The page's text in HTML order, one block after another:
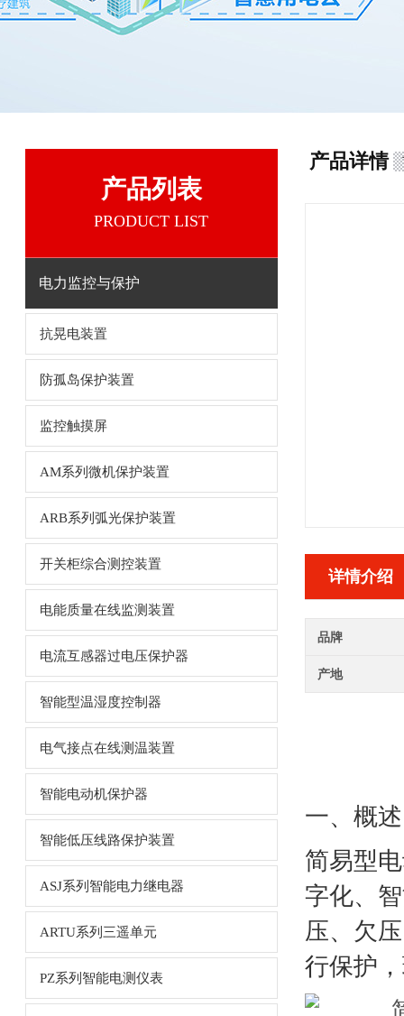
产品列表
PRODUCT LIST
电力监控与保护
抗晃电装置
防孤岛保护装置
监控触摸屏
AM系列微机保护装置
ARB系列弧光保护装置
开关柜综合测控装置
电能质量在线监测装置
电流互感器过电压保护器
智能型温湿度控制器
电气接点在线测温装置
智能电动机保护器
智能低压线路保护装置
ASJ系列智能电力继电器
ARTU系列三遥单元
PZ系列智能电测仪表
产品详情
详情介绍
品牌
产地
一、概述
简易型
字化、
压、欠
行保护